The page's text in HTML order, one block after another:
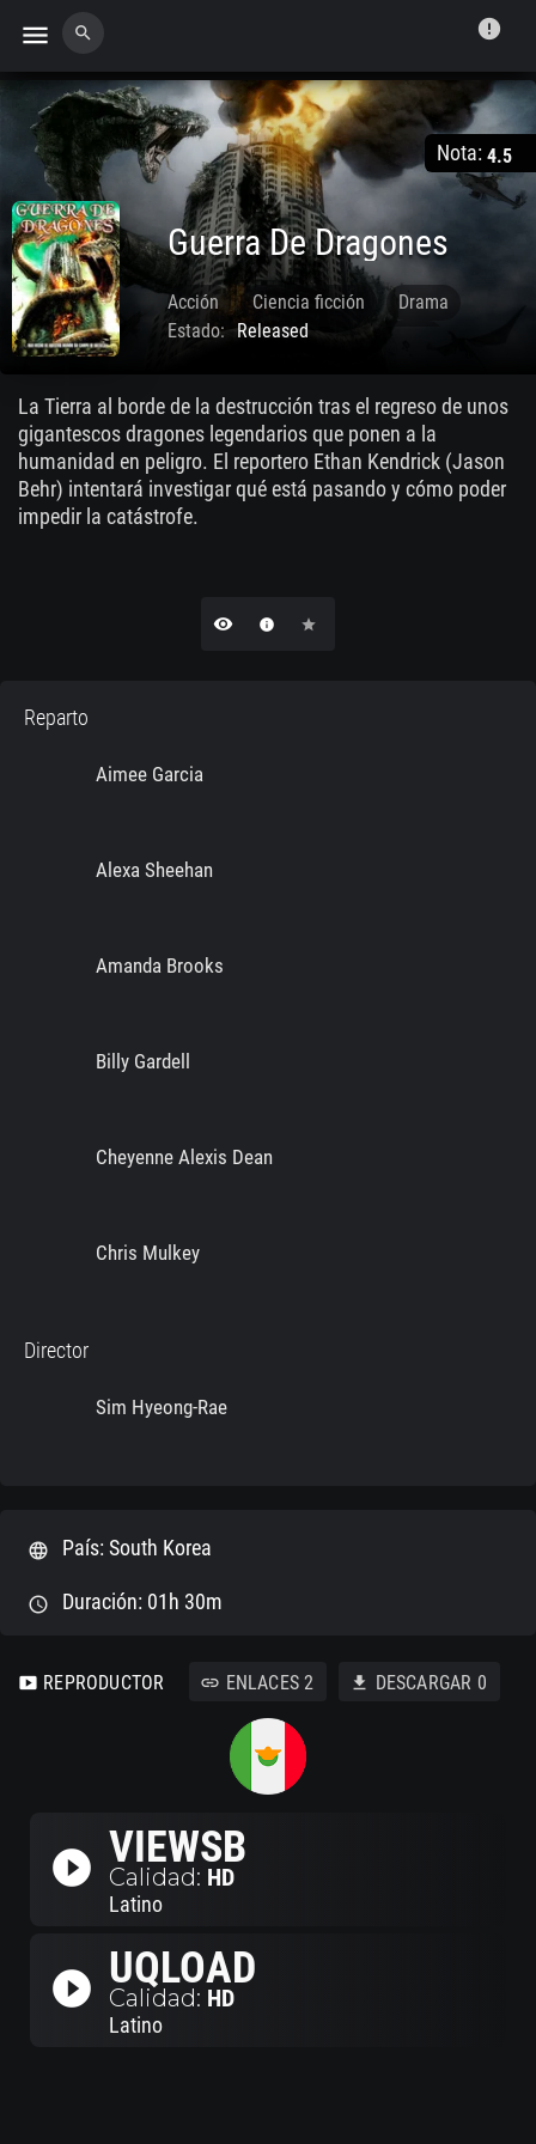
menu search error
Nota: 4.5
Guerra De Dragones
Acción Ciencia ficción
Drama
Fantasía
Suspense
Estado: Released
La Tierra al borde de la destrucción tras el regreso de unos
gigantescos dragones legendarios que ponen a la
humanidad en peligro. El reportero Ethan Kendrick (Jason
Behr) intentará investigar qué está pasando y cómo poder
impedir la catástrofe.
remove_red_eye info star
Reparto
Aimee Garcia
Alexa Sheehan
Amanda Brooks
Billy Gardell
Cheyenne Alexis Dean
Chris Mulkey
Director
Sim Hyeong-Rae
language País: South Korea
schedule Duración: 01h 30m
smart_display REPRODUCTOR link ENLACES 2 download DESCARGAR 0
play_circle_filled VIEWSB
Calidad: HD
Latino
play_circle_filled UQLOAD
Calidad: HD
Latino